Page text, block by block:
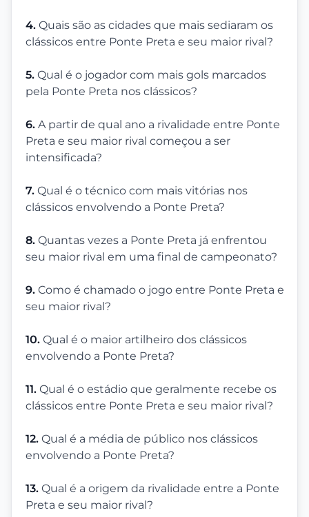
4. Quais são as cidades que mais sediaram os
clássicos entre Ponte Preta e seu maior rival?
5. Qual é o jogador com mais gols marcados
pela Ponte Preta nos clássicos?
6. A partir de qual ano a rivalidade entre Ponte
Preta e seu maior rival começou a ser
intensificada?
7. Qual é o técnico com mais vitórias nos
clássicos envolvendo a Ponte Preta?
8. Quantas vezes a Ponte Preta já enfrentou
seu maior rival em uma final de campeonato?
9. Como é chamado o jogo entre Ponte Preta e
seu maior rival?
10. Qual é o maior artilheiro dos clássicos
envolvendo a Ponte Preta?
11. Qual é o estádio que geralmente recebe os
clássicos entre Ponte Preta e seu maior rival?
12. Qual é a média de público nos clássicos
envolvendo a Ponte Preta?
13. Qual é a origem da rivalidade entre a Ponte
Preta e seu maior rival?